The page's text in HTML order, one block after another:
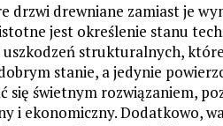
drzwi drewniane zamiast je
jest określenie stanu
uszkodzeń strukturalnych,
stanie, a jedynie
się świetnym rozwiązaniem,
i ekonomiczny. Dodatkowo,